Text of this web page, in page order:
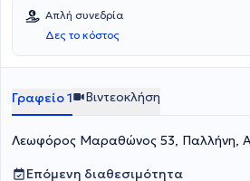
ομάδων και στη Μονάδα φιλοξενίας
παρέχοντας ατομικές συνεδρίες
συμβουλευτικές υπηρεσίες.
Απλή συνεδρία
Δες το κόστος
Γραφείο 1 Βιντεοκλήση
Λεωφόρος Μαραθώνος 53, Παλλήνη,
Επόμενη διαθεσιμότητα